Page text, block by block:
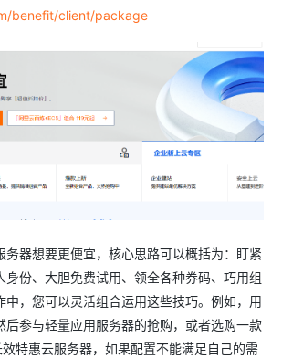
benefit/client/package
务器想要更便宜，核心思路可以概括为：盯紧
身份、大胆免费试用、领全各种券码、巧用组
中，您可以灵活组合运用这些技巧。例如，用
后参与轻量应用服务器的抢购，或者选购一款
效特惠云服务器，如果配置不能满足自己的需